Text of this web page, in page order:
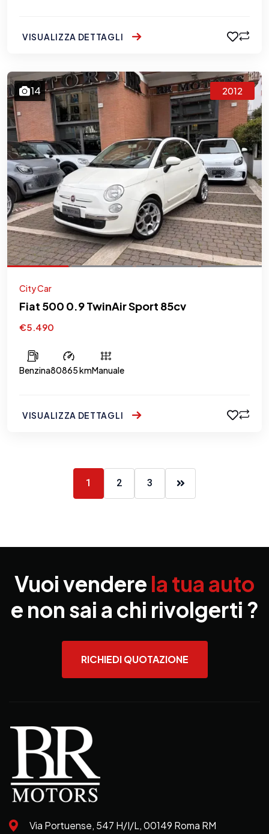
VISUALIZZA DETTAGLI
14 2012
City Car
Fiat 500 0.9 TwinAir Sport 85cv
€5.490
Benzina80865 kmManuale
VISUALIZZA DETTAGLI
1 2 3
Vuoi vendere la tua auto
e non sai a chi rivolgerti ?
RICHIEDI QUOTAZIONE
Via Portuense, 547 H/I/L, 00149 Roma RM